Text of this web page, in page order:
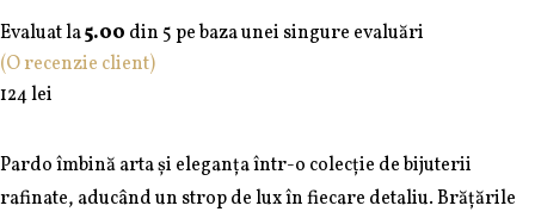
Evaluat la5.00 din 5 pe baza unei singure evaluări
(O recenzie client)
124lei
Pardo îmbină arta și eleganța într-o colecție de bijuterii
rafinate, aducând un strop de lux în fiecare detaliu. Brățările